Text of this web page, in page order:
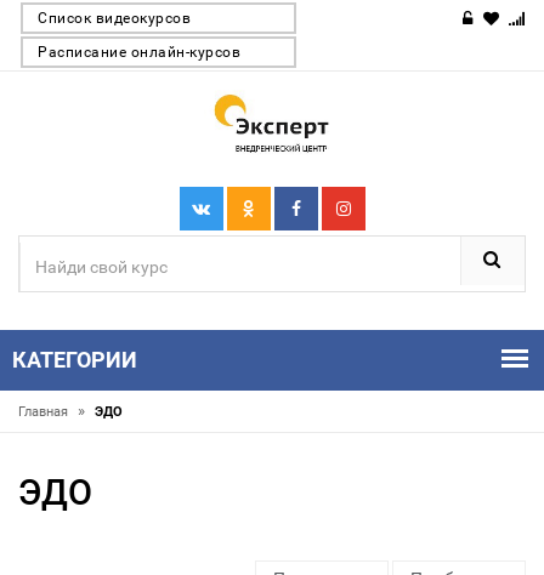
Список видеокурсов
Расписание онлайн-курсов
КАТЕГОРИИ
Главная » ЭДО
ЭДО